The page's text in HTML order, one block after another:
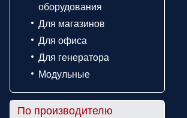
оборудования
Для магазинов
Для офиса
Для генератора
Модульные
По производителю